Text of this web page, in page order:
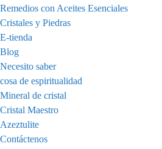
Remedios con Aceites Esenciales
Cristales y Piedras
E-tienda
Blog
Necesito saber
cosa de espiritualidad
Mineral de cristal
Cristal Maestro
Azeztulite
Contáctenos